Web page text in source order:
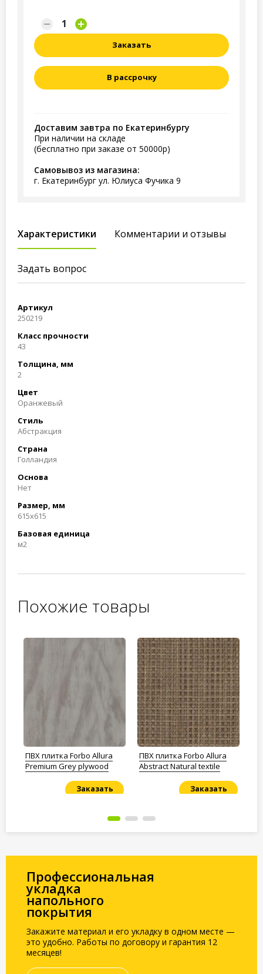
Заказать
В рассрочку
Доставим завтра по Екатеринбургу
При наличии на складе
(бесплатно при заказе от 50000р)
Самовывоз из магазина:
г. Екатеринбург ул. Юлиуса Фучика 9
Характеристики Комментарии и отзывы
Задать вопрос
Артикул
250219
Класс прочности
43
Толщина, мм
2
Цвет
Оранжевый
Стиль
Абстракция
Страна
Голландия
Основа
Нет
Размер, мм
615x615
Базовая единица
м2
Похожие товары
ПВХ плитка Forbo Allura
Premium Grey plywood
Заказать
ПВХ плитка Forbo Allura
Abstract Natural textile
Заказать
Профессиональная
укладка
напольного
покрытия
Закажите материал и его укладку в одном месте —
это удобно. Работы по договору и гарантия 12
месяцев!